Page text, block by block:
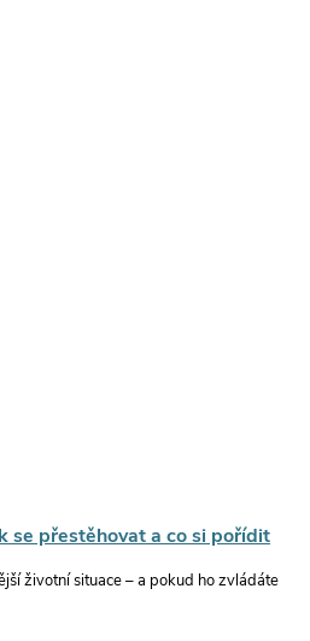
se přestěhovat a co si pořídit
životní situace – a pokud ho zvládáte